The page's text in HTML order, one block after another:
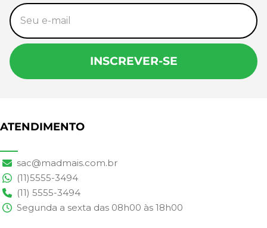
INSCREVER-SE
ATENDIMENTO
sac@madmais.com.br
(11)5555-3494
(11) 5555-3494
Segunda a sexta das 08h00 às 18h00